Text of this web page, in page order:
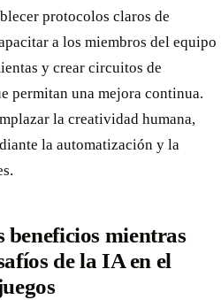
protocolos claros de
a los miembros del equipo
y crear circuitos de
permitan una mejora continua.
la creatividad humana,
la automatización y la
mientras
de la IA en el